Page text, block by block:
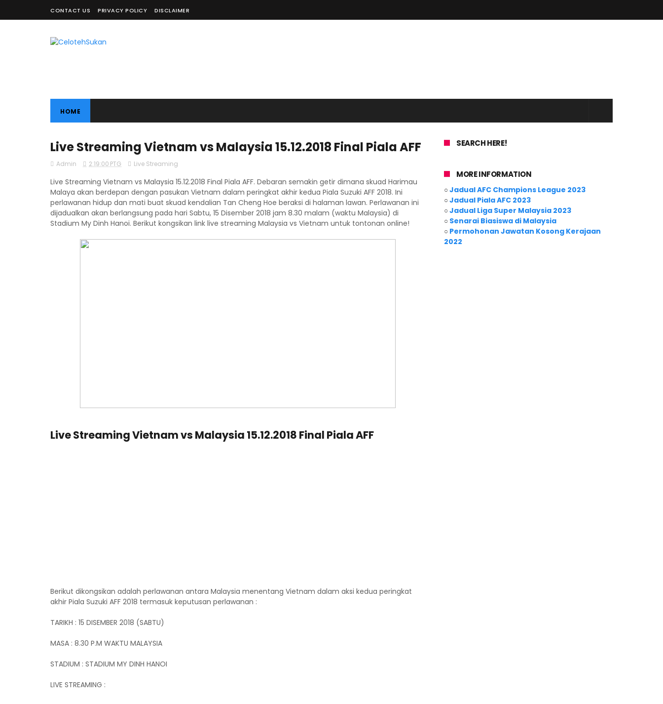
CONTACT US PRIVACY POLICY DISCLAIMER
HOME
Live Streaming Vietnam vs Malaysia 15.12.2018 Final Piala AFF
Admin 2:19:00 PTG Live Streaming
Live Streaming Vietnam vs Malaysia 15.12.2018 Final Piala AFF. Debaran semakin getir dimana skuad Harimau
Malaya akan berdepan dengan pasukan Vietnam dalam peringkat akhir kedua Piala Suzuki AFF 2018. Ini
perlawanan hidup dan mati buat skuad kendalian Tan Cheng Hoe beraksi di halaman lawan. Perlawanan ini
dijadualkan akan berlangsung pada hari Sabtu, 15 Disember 2018 jam 8.30 malam (waktu Malaysia) di
Stadium My Dinh Hanoi. Berikut kongsikan link live streaming Malaysia vs Vietnam untuk tontonan online!
Live Streaming Vietnam vs Malaysia 15.12.2018 Final Piala AFF
Berikut dikongsikan adalah perlawanan antara Malaysia menentang Vietnam dalam aksi kedua peringkat
akhir Piala Suzuki AFF 2018 termasuk keputusan perlawanan :
TARIKH : 15 DISEMBER 2018 (SABTU)
MASA : 8.30 P.M WAKTU MALAYSIA
STADIUM : STADIUM MY DINH HANOI
LIVE STREAMING :
SEARCH HERE!
MORE INFORMATION
○Jadual AFC Champions League 2023
○Jadual Piala AFC 2023
○Jadual Liga Super Malaysia 2023
○ Senarai Biasiswa di Malaysia
○ Permohonan Jawatan Kosong Kerajaan
2022